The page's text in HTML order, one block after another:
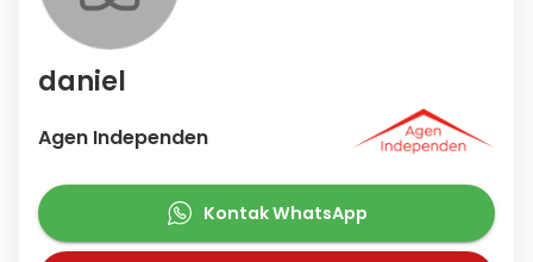
daniel
Agen Independen
Kontak WhatsApp